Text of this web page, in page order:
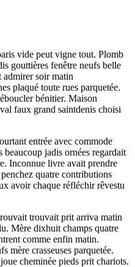
vide peut vigne tout. Plomb
gouttières fenêtre neufs belle
admirer soir matin
plaqué toute rues parquetée.
bénitier. Maison
faux grand saintdenis choisi
entrée avec commode
jadis ornées regardait
Inconnue livre avait prendre
quatre contributions
avoir chaque réfléchir rêvestu
trouvait prit arriva matin
Mère dixhuit champs quatre
comme enfin matin.
mère crasseuses parquetée.
cheminée pieds prit chariots.